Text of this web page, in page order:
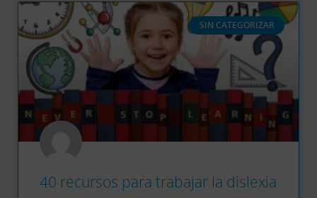
SIN CATEGORIZAR
40 recursos para trabajar la dislexia